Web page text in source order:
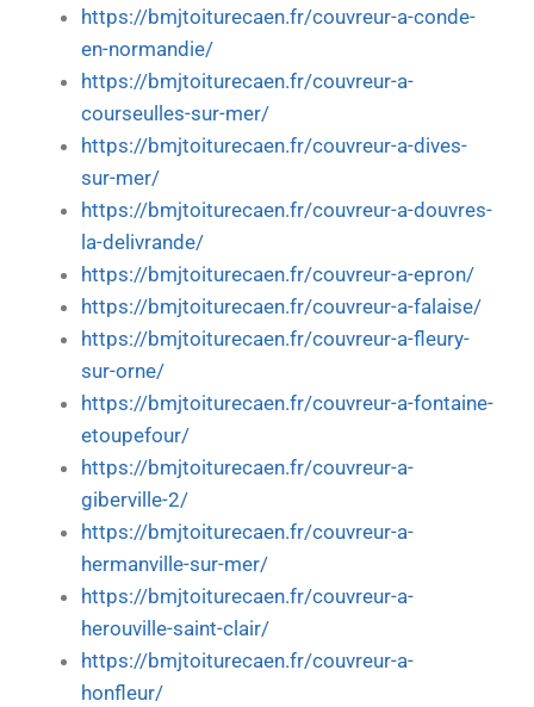
https://bmjtoiturecaen.fr/couvreur-a-conde-
en-normandie/
https://bmjtoiturecaen.fr/couvreur-a-
courseulles-sur-mer/
https://bmjtoiturecaen.fr/couvreur-a-dives-
sur-mer/
https://bmjtoiturecaen.fr/couvreur-a-douvres-
la-delivrande/
https://bmjtoiturecaen.fr/couvreur-a-epron/
https://bmjtoiturecaen.fr/couvreur-a-falaise/
https://bmjtoiturecaen.fr/couvreur-a-fleury-
sur-orne/
https://bmjtoiturecaen.fr/couvreur-a-fontaine-
etoupefour/
https://bmjtoiturecaen.fr/couvreur-a-
giberville-2/
https://bmjtoiturecaen.fr/couvreur-a-
hermanville-sur-mer/
https://bmjtoiturecaen.fr/couvreur-a-
herouville-saint-clair/
https://bmjtoiturecaen.fr/couvreur-a-
honfleur/